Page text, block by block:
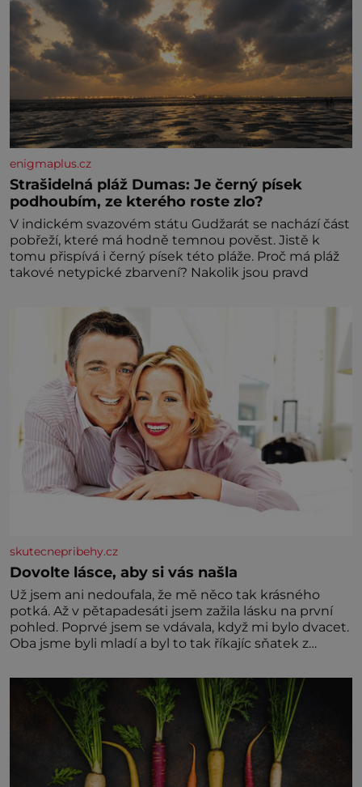
enigmaplus.cz
Strašidelná pláž Dumas: Je černý písek
podhoubím, ze kterého roste zlo?
V indickém svazovém státu Gudžarát se nachází část
pobřeží, které má hodně temnou pověst. Jistě k
tomu přispívá i černý písek této pláže. Proč má pláž
takové netypické zbarvení? Nakolik jsou pravd
skutecnepribehy.cz
Dovolte lásce, aby si vás našla
Už jsem ani nedoufala, že mě něco tak krásného
potká. Až v pětapadesáti jsem zažila lásku na první
pohled. Poprvé jsem se vdávala, když mi bylo dvacet.
Oba jsme byli mladí a byl to tak říkajíc sňatek z
zaopatřený mladý muž. Manželství nám oběma moc
nesvědčilo, brzy jsme zjistili, že